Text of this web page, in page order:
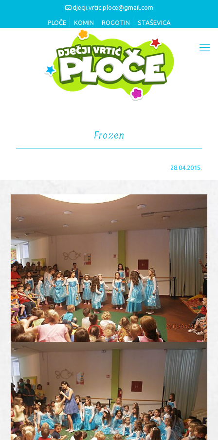
djecji.vrtic.ploce@gmail.com
PLOČE KOMIN ROGOTIN STAŠEVICA
Frozen
28.04.2015.